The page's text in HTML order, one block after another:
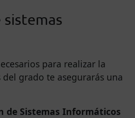
para realizar la
grado te asegurarás una
de Sistemas Informáticos